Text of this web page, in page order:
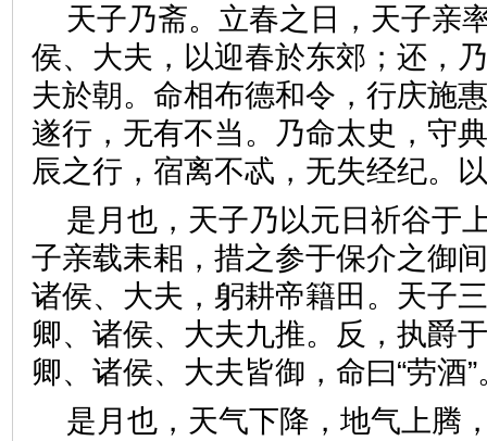
天子乃斋。立春之日，天子亲
侯、大夫，以迎春於东郊；还，
夫於朝。命相布德和令，行庆施
遂行，无有不当。乃命太史，守
辰之行，宿离不忒，无失经纪
是月也，天子乃以元日祈谷于
子亲载耒耜，措之参于保介之御
诸侯、大夫，躬耕帝籍田。天子
卿、诸侯、大夫九推。反，执爵
卿、诸侯、大夫皆御，命曰“
是月也，天气下降，地气上腾